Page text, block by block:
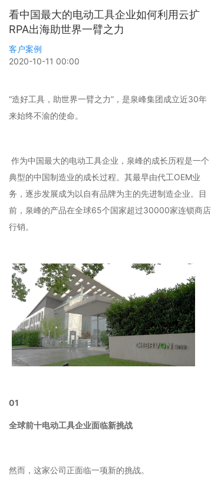
看中国最大的电动工具企业如何利用云扩
RPA出海助世界一臂之力
客户案例
2020-10-11 00:00
“造好工具，助世界一臂之力”，是泉峰集团成立近30年
来始终不渝的使命。
作为中国最大的电动工具企业，泉峰的成长历程是一个
典型的中国制造业的成长过程。其最早由代工OEM业
务，逐步发展成为以自有品牌为主的先进制造企业。目
前，泉峰的产品在全球65个国家超过30000家连锁商店
行销。
01
全球前十电动工具企业面临新挑战
然而，这家公司正面临一项新的挑战。